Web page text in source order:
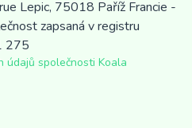
Lepic, 75018 Paříž Francie -
zapsaná v registru
275
údajů společnosti Koala